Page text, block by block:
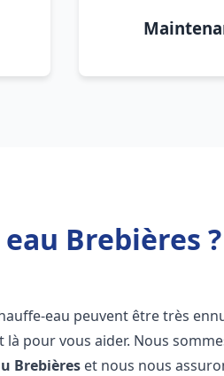
Brebières ?
eau peuvent être très
pour vous aider. Nous
Brebières et nous nous